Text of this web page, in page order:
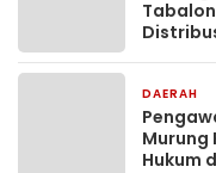
DAERAH
Murung
Hukum